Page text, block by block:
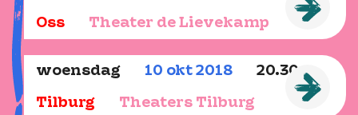
Oss Theater de Lievekamp
woensdag 10 okt 2018 20.30
Tilburg Theaters Tilburg